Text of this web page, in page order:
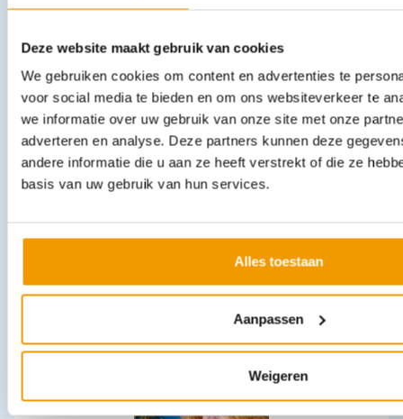
Deze website maakt gebruik van cookies
We gebruiken cookies om content en advertenties te
voor social media te bieden en om ons websiteverkeer te
we informatie over uw gebruik van onze site met onze
adverteren en analyse. Deze partners kunnen deze
andere informatie die u aan ze heeft verstrekt of die ze
basis van uw gebruik van hun services.
Alles toestaan
Aanpassen
Weigeren
22.5 excl. btw
In winkelwagen
Leverbaar